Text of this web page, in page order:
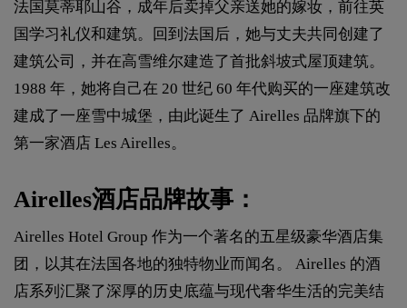
法国莫蒂耶山谷，成年后卖掉父亲送她的嫁妆，前往英
国学习礼仪和建筑。回到法国后，她与丈夫共同创建了
建筑公司，并在高雪维尔建造了首批斜坡式屋顶建筑。
1988 年，她将自己在 20 世纪 60 年代购买的一座建筑改
建成了一座雪中城堡，由此诞生了 Airelles 品牌旗下的
第一家酒店 Les Airelles。
Airelles酒店品牌故事：
Airelles Hotel Group 作为一个著名的五星级豪华酒店集
团，以其在法国各地的独特物业而闻名。 Airelles 的酒
店系列汇聚了深厚的历史底蕴与现代奢华生活的完美结